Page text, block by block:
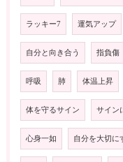
ラッキー7 運気アップ
自分と向き合う 指負傷
呼吸 肺 体温上昇
体を守るサイン サイン
心身一如 自分を大切に